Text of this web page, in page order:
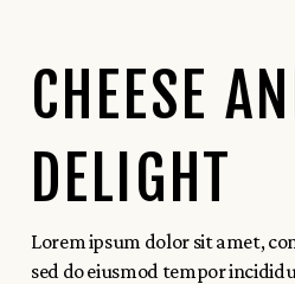
CHEESE
DELIGHT
Lorem ipsum dolor sit amet,
sed do eiusmod tempor